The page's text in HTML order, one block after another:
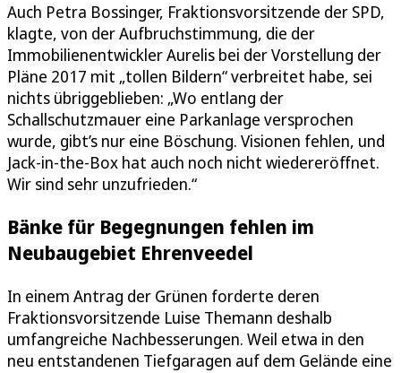
Auch Petra Bossinger, Fraktionsvorsitzende der SPD,
klagte, von der Aufbruchstimmung, die der
Immobilienentwickler Aurelis bei der Vorstellung der
Pläne 2017 mit „tollen Bildern“ verbreitet habe, sei
nichts übriggeblieben: „Wo entlang der
Schallschutzmauer eine Parkanlage versprochen
wurde, gibt’s nur eine Böschung. Visionen fehlen, und
Jack-in-the-Box hat auch noch nicht wiedereröffnet.
Wir sind sehr unzufrieden.“
Bänke für Begegnungen fehlen im
Neubaugebiet Ehrenveedel
In einem Antrag der Grünen forderte deren
Fraktionsvorsitzende Luise Themann deshalb
umfangreiche Nachbesserungen. Weil etwa in den
neu entstandenen Tiefgaragen auf dem Gelände eine